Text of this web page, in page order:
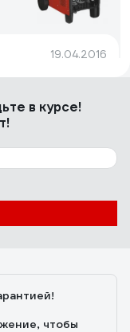
19.04.2016
даже сель-по
22.01.2020
в курсе!
чтобы